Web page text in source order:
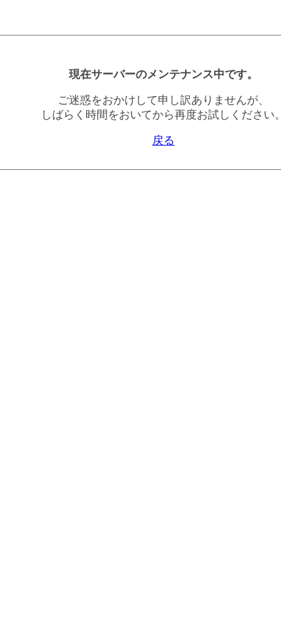
現在サーバーのメンテナンス中です。
ご迷惑をおかけして申し訳ありませんが、
しばらく時間をおいてから再度お試しください。
戻る